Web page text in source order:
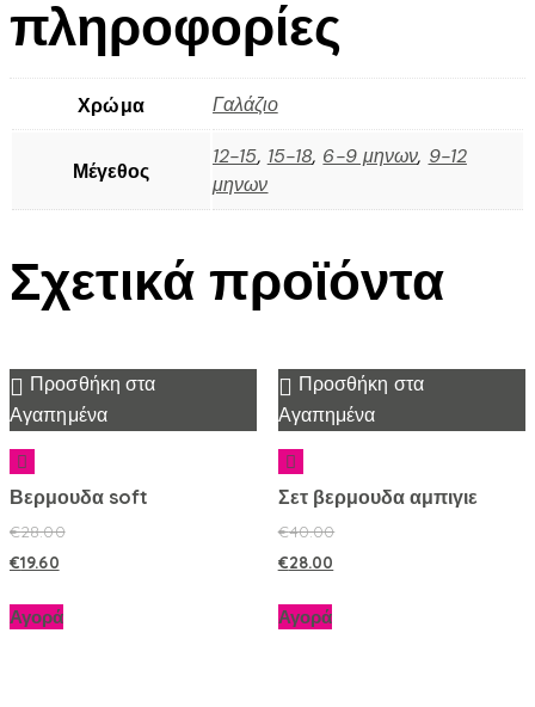
πληροφορίες
Χρώμα Γαλάζιο
Μέγεθος
12-15, 15-18, 6-9 μηνων, 9-12
μηνων
Σχετικά προϊόντα
Προσθήκη στα
Αγαπημένα
Βερμουδα soft
€28.00
€19.60
Αγορά
Προσθήκη στα
Αγαπημένα
Σετ βερμουδα αμπιγιε
€40.00
€28.00
Αγορά